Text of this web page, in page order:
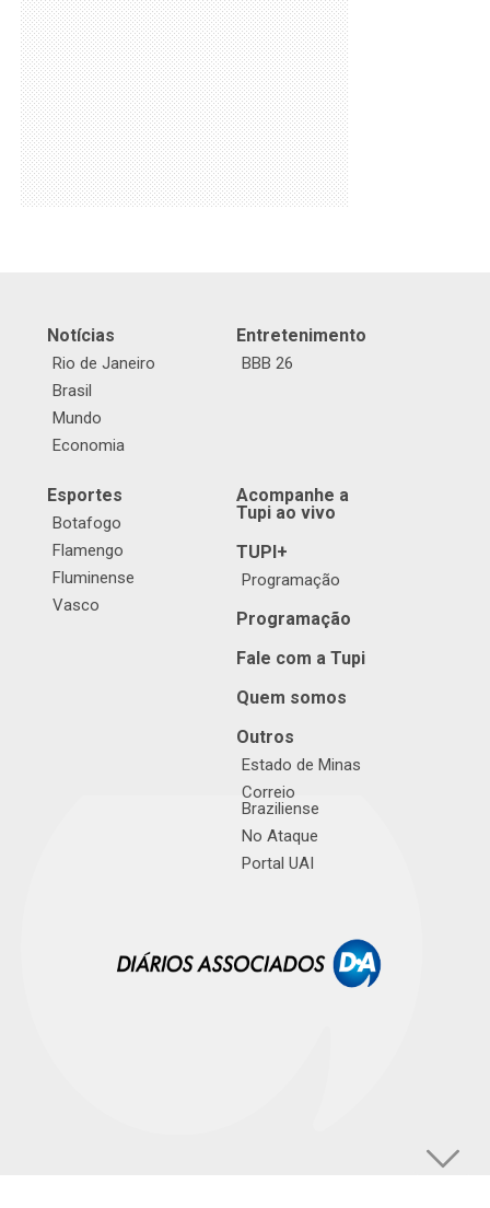
Notícias
Rio de Janeiro
Brasil
Mundo
Economia
Entretenimento
BBB 26
Esportes
Botafogo
Flamengo
Fluminense
Vasco
Acompanhe a
Tupi ao vivo
TUPI+
Programação
Programação
Fale com a Tupi
Quem somos
Outros
Estado de Minas
Correio
Braziliense
No Ataque
Portal UAI